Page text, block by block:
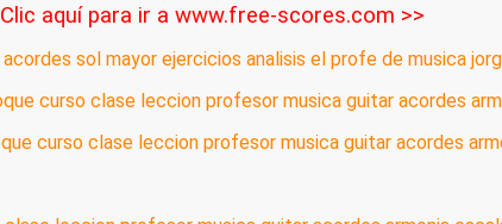
Clic aquí para ir a www.free-scores.com >>